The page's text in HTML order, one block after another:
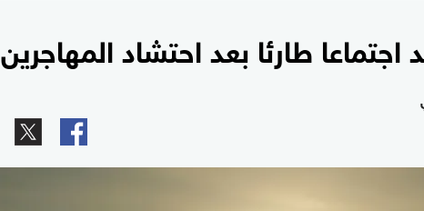
اجتماعا طارئا بعد احتشاد المهاجرين